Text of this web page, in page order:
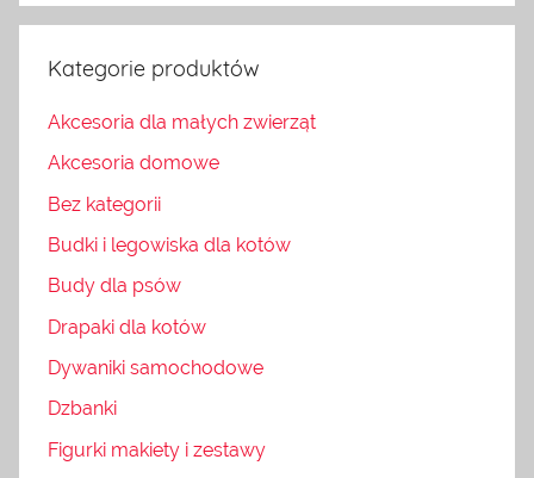
Kategorie produktów
Akcesoria dla małych zwierząt
Akcesoria domowe
Bez kategorii
Budki i legowiska dla kotów
Budy dla psów
Drapaki dla kotów
Dywaniki samochodowe
Dzbanki
Figurki makiety i zestawy